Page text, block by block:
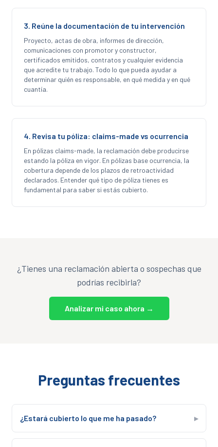
3. Reúne la documentación de tu intervención
Proyecto, actas de obra, informes de dirección,
comunicaciones con promotor y constructor,
certificados emitidos, contratos y cualquier evidencia
que acredite tu trabajo. Todo lo que pueda ayudar a
determinar quién es responsable, en qué medida y en qué
cuantía.
4. Revisa tu póliza: claims-made vs ocurrencia
En pólizas claims-made, la reclamación debe producirse
estando la póliza en vigor. En pólizas base ocurrencia, la
cobertura depende de los plazos de retroactividad
declarados. Entender qué tipo de póliza tienes es
fundamental para saber si estás cubierto.
¿Tienes una reclamación abierta o sospechas que
podrías recibirla?
Analizar mi caso ahora →
Preguntas frecuentes
¿Estará cubierto lo que me ha pasado? ▸